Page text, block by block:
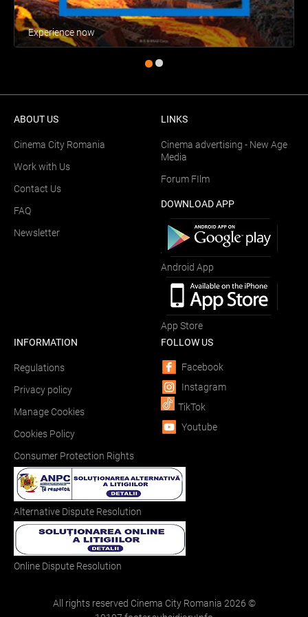
Experience now
ABOUT US
Cinema City Romania
Work with Us
Contact Us
FAQ
Newsletter
LINKS
Cinema advertising - New Age
Media
Forum FIlm
DOWNLOAD APP
Android App
App Store
INFORMATION
Regulations
Privacy policy
Manage Cookies
Cookies Policy
Consumer Protection Rights
Alternative Dispute Resolution
Online Dispute Resolution
FOLLOW US
Facebook
Instagram
TikTok
Youtube
All rights reserved Cinema City Romania 2026 ©